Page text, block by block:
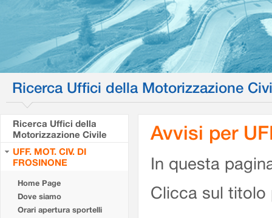
Ricerca Uffici della Motorizzazione
Ricerca Uffici della
Motorizzazione Civile
UFF. MOT. CIV. DI
FROSINONE
Home Page
Dove siamo
Orari apertura sportelli
Avvisi per
In questa
Clicca sul titolo